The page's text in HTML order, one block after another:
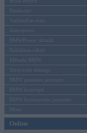
Pasākumi
Vadāmības tests
Autosports
BMWPower aktuāli
Reklāmas raksti
Mēneša BMW
Sērijveida tūnings
BMW pasaules jaunumi
BMW koncepti
BMW konkurentu jaunumi
Moto
Online